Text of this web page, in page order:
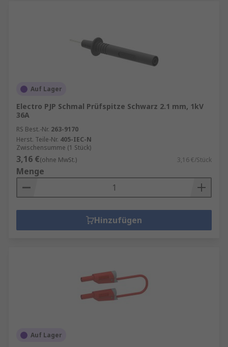
Auf Lager
Electro PJP Schmal Prüfspitze Schwarz 2.1 mm, 1kV
36A
RS Best.-Nr. 263-9170
Herst. Teile-Nr. 405-IEC-N
Zwischensumme (1 Stück)
3,16 €(ohne MwSt.) 3,16 €/Stück
Menge
Hinzufügen
Auf Lager